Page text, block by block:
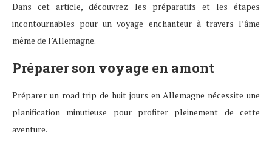
Dans cet article, découvrez les préparatifs et les étapes
incontournables pour un voyage enchanteur à travers l’âme
même de l’Allemagne.
Préparer son voyage en amont
Préparer un road trip de huit jours en Allemagne nécessite une
planification minutieuse pour profiter pleinement de cette
aventure.